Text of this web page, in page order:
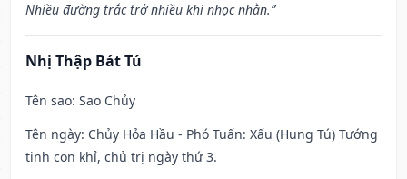
Nhiều đường trắc trở nhiều khi nhọc nhằn.”
Nhị Thập Bát Tú
Tên sao: Sao Chủy
Tên ngày: Chủy Hỏa Hầu - Phó Tuấn: Xấu (Hung Tú) Tướng
tinh con khỉ, chủ trị ngày thứ 3.